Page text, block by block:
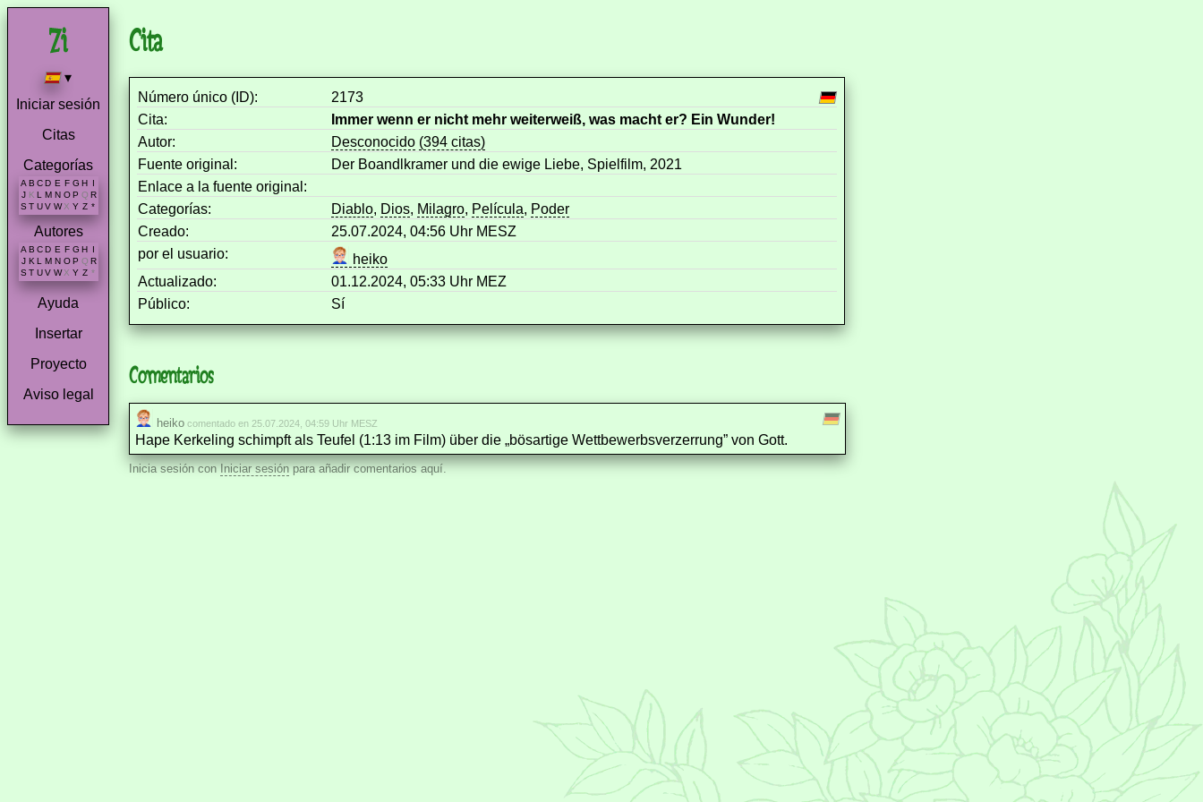
▾
Iniciar sesión
Citas
Categorías
A B C D E F G H I
J K L M N O P Q R
S T U V W X Y Z *
Autores
A B C D E F G H
J K L M N O P Q R
S T U V W X Y Z *
Ayuda
Insertar
Proyecto
Aviso legal
Cita
Número único (ID):
2173
Cita:
Immer wenn er nicht mehr weiterweiß, was macht er? Ein Wunder!
Autor:
Desconocido (394 citas)
Fuente original:
Der Boandlkramer und die ewige Liebe, Spielfilm, 2021
Enlace a la fuente original:
Categorías:
Diablo, Dios, Milagro, Película, Poder
Creado:
25.07.2024, 04:56 Uhr MESZ
por el usuario:
heiko
Actualizado:
01.12.2024, 05:33 Uhr MEZ
Público:
Sí
Comentarios
heiko comentado en 25.07.2024, 04:59 Uhr MESZ
Hape Kerkeling schimpft als Teufel (1:13 im Film) über die „bösartige Wettbewerbsverzerrung” von Gott.
Inicia sesión conIniciar sesiónpara añadir comentarios aquí.